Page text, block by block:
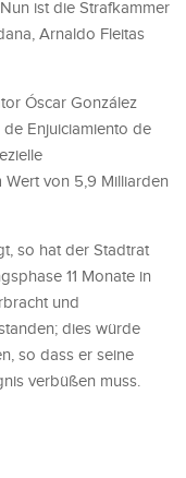
ist die Strafkammer
Arnaldo Fleitas
Óscar González
Enjuiciamiento de
von 5,9 Milliarden
so hat der Stadtrat
11 Monate in
und
dies würde
so dass er seine
verbüßen muss.